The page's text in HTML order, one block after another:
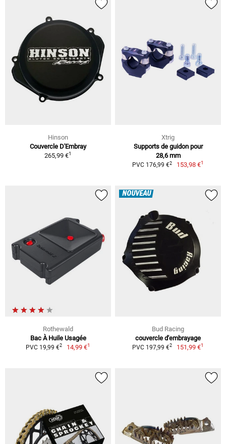
Hinson
Couvercle D'Embray
265,99 €1
Xtrig
Supports de guidon pour
28,6 mm
PVC 176,99 €2 153,98 €1
Rothewald
Bac À Huile Usagée
PVC 19,99 €2 14,99 €1
NOUVEAU
Bud Racing
couvercle d'embrayage
PVC 197,99 €2 151,99 €1